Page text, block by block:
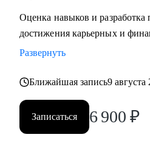
Оценка навыков и разработка
достижения карьерных и
Развернуть
Ближайшая запись9 августа
Записаться 6 900 ₽